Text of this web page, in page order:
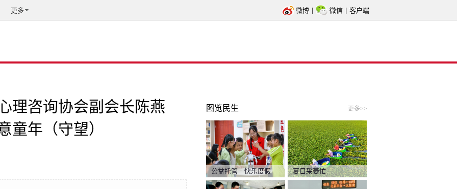
更多 微博 微信 客户端
理咨询协会副会长陈燕
童年（守望）
图览民生 更多>>
公益托管 快乐度假 夏日采菱忙